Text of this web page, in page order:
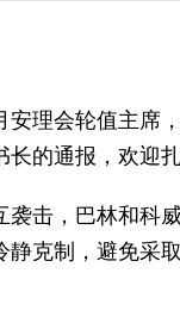
理会轮值主席
的通报，欢迎
击，巴林和科
克制，避免采